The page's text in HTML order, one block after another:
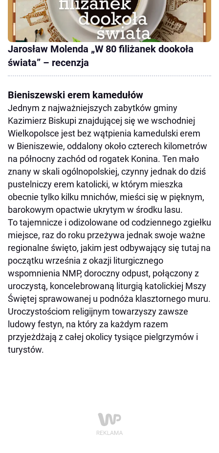
Jarosław Molenda „W 80 filiżanek dookoła
świata” – recenzja
Bieniszewski erem kamedułów
Jednym z najważniejszych zabytków gminy
Kazimierz Biskupi znajdującej się we wschodniej
Wielkopolsce jest bez wątpienia kamedulski erem
w Bieniszewie, oddalony około czterech kilometrów
na północny zachód od rogatek Konina. Ten mało
znany w skali ogólnopolskiej, czynny jednak do dziś
pustelniczy erem katolicki, w którym mieszka
obecnie tylko kilku mnichów, mieści się w pięknym,
barokowym opactwie ukrytym w środku lasu.
To tajemnicze i odizolowane od codziennego zgiełku
miejsce, raz do roku przeżywa jednak swoje ważne
regionalne święto, jakim jest odbywający się tutaj na
początku września z okazji liturgicznego
wspomnienia NMP, doroczny odpust, połączony z
uroczystą, koncelebrowaną liturgią katolickiej Mszy
Świętej sprawowanej u podnóża klasztornego muru.
Uroczystościom religijnym towarzyszy zawsze
ludowy festyn, na który za każdym razem
przyjeżdżają z całej okolicy tysiące pielgrzymów i
turystów.